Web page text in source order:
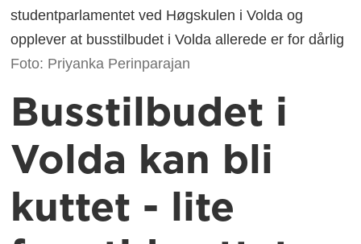
studentparlamentet ved Høgskulen i Volda og
opplever at busstilbudet i Volda allerede er for dårlig
Foto: Priyanka Perinparajan
Busstilbudet i
Volda kan bli
kuttet - lite